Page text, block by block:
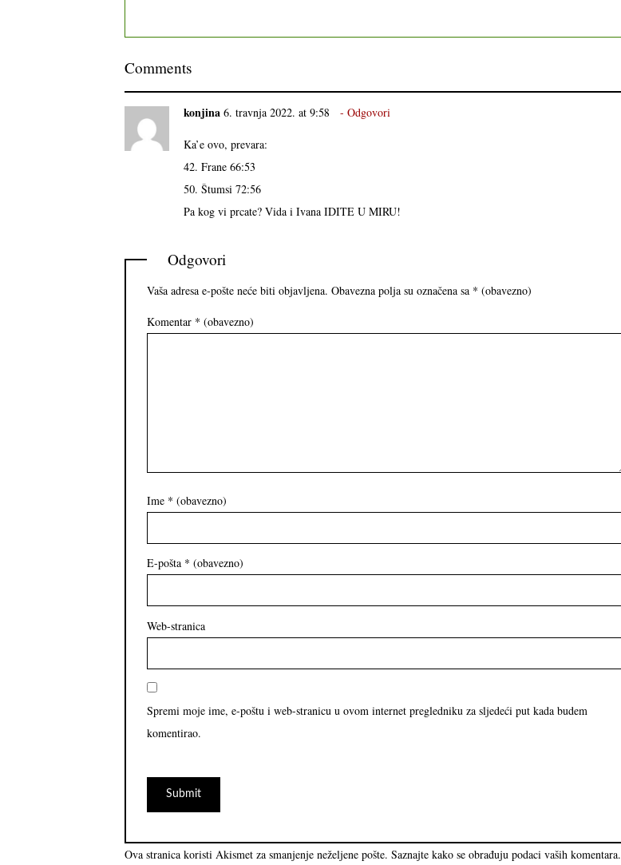
Comments
konjina 6. travnja 2022. at 9:58 Odgovori
Ka’e ovo, prevara:
42. Frane 66:53
50. Štumsi 72:56
Pa kog vi prcate? Vida i Ivana IDITE U MIRU!
Odgovori
Vaša adresa e-pošte neće biti objavljena. Obavezna polja su označena sa * (obavezno)
Komentar * (obavezno)
Ime * (obavezno)
E-pošta * (obavezno)
Web-stranica
Spremi moje ime, e-poštu i web-stranicu u ovom internet pregledniku za sljedeći put kada budem
komentirao.
Ova stranica koristi Akismet za smanjenje neželjene pošte. Saznajte kako se obrađuju podaci vaših komentara.